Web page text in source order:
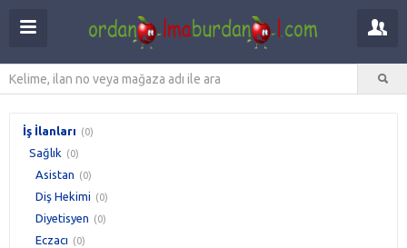
İş İlanları (0)
Sağlık (0)
Asistan (0)
Diş Hekimi (0)
Diyetisyen (0)
Eczacı (0)